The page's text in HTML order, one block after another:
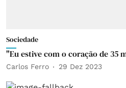
Sociedade
"Eu estive com o coração de 35
Carlos Ferro 29 Dez 2023